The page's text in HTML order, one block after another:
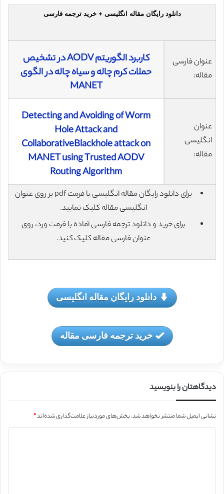
دانلود رایگان مقاله انگلیسی + خرید ترجمه فارسی
عنوان فارسی
مقاله:
کاربرد الگوریتم AODV در تشخیص
حملات کرم چاله و سیاه چاله در الگوی
MANET
عنوان
انگلیسی
مقاله:
Detecting and Avoiding of Worm
Hole Attack and
CollaborativeBlackhole attack on
MANET using Trusted AODV
Routing Algorithm
برای دانلود رایگان مقاله انگلیسی با فرمت pdf بر روی عنوان
انگلیسی مقاله کلیک نمایید.
برای خرید و دانلود ترجمه فارسی آماده با فرمت ورد، روی
عنوان فارسی مقاله کلیک کنید.
دانلود رایگان مقاله انگلیسی
خرید ترجمه فارسی مقاله
دیدگاهتان را بنویسید
نشانی ایمیل شما منتشر نخواهد شد.بخش‌های موردنیاز علامت‌گذاری شده‌اند*